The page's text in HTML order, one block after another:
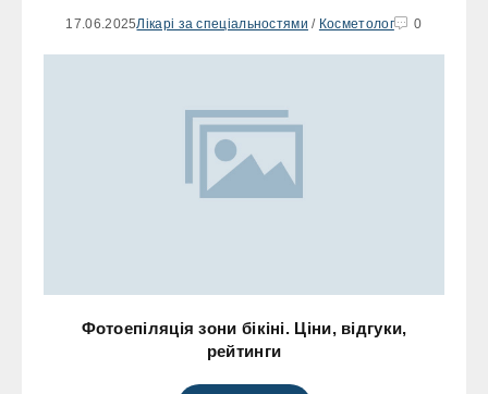
17.06.2025Лікарі за спеціальностями / Косметолог 0
Фотоепіляція зони бікіні. Ціни, відгуки,
рейтинги